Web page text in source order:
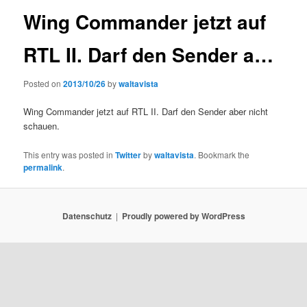
Wing Commander jetzt auf
RTL II. Darf den Sender a…
Posted on2013/10/26bywaltavista
Wing Commander jetzt auf RTL II. Darf den Sender aber nicht
schauen.
This entry was posted inTwitterbywaltavista. Bookmark the
permalink.
Datenschutz Proudly powered by WordPress